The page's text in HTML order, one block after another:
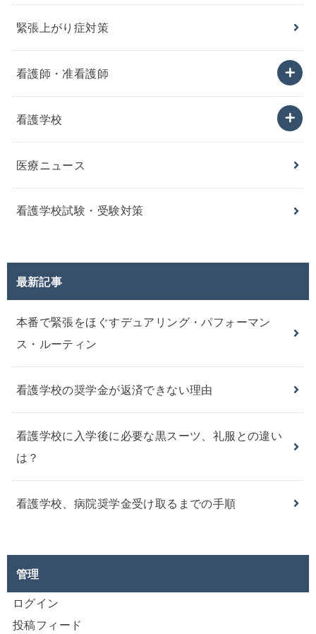
緊張上がり症対策
看護師・准看護師
看護学校
医療ニュース
看護学校試験・受験対策
最新記事
本番で緊張をほぐすデュアリング・パフォーマン
ス・ルーティン
看護学校の奨学金が返済できない理由
看護学校に入学後に必要な黒スーツ、礼服との違い
は？
看護学校、病院奨学金受け取るまでの手順
管理
ログイン
投稿フィード